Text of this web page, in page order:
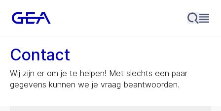
Contact
Wij zijn er om je te helpen! Met slechts een paar
gegevens kunnen we je vraag beantwoorden.